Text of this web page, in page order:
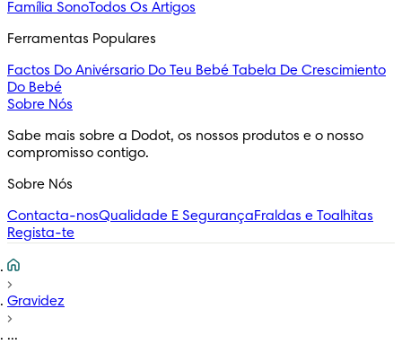
Família SonoTodos Os Artigos
Ferramentas Populares
Factos Do Anivérsario Do Teu Bebé Tabela De Crescimiento
Do Bebé
Sobre Nós
Sabe mais sobre a Dodot, os nossos produtos e o nosso
compromisso contigo.
Sobre Nós
Contacta-nosQualidade E SegurançaFraldas e Toalhitas
Regista-te
Gravidez
...